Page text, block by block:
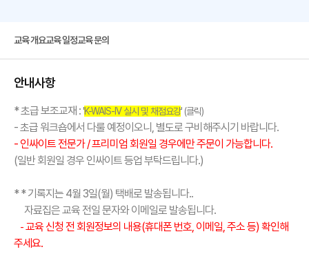
교육 개요교육 일정교육 문의
안내사항
* 초급 보조교재 : 'K-WAIS-IV 실시 및 채점요강' (클릭)
- 초급 워크숍에서 다룰 예정이오니, 별도로 구비해주시기 바랍니다.
- 인싸이트 전문가 / 프리미엄 회원일 경우에만 주문이 가능합니다.
(일반 회원일 경우 인싸이트 등업 부탁드립니다.)
** 기록지는 4월 3일(월) 택배로 발송됩니다..
자료집은 교육 전일 문자와 이메일로 발송됩니다.
-교육 신청 전 회원정보의 내용(휴대폰 번호, 이메일, 주소 등) 확인해
주세요.